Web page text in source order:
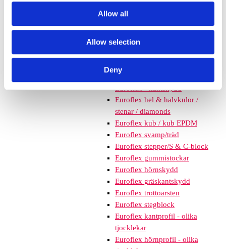
Allow all
Allow selection
Deny
mm – fallhöjd upp till 1,5 m
Nordic rubber safe tiles 55
mm – fallhöjd upp till 2,1 m
Nordic rubber safe tiles 75
Euroflex - övriga produkter
Euroflex - kantskydd
Euroflex hel & halvkulor /
stenar / diamonds
Euroflex kub / kub EPDM
Euroflex svamp/träd
Euroflex stepper/S & C-block
Euroflex gummistockar
Euroflex hörnskydd
Euroflex gräskantskydd
Euroflex trottoarsten
Euroflex stegblock
Euroflex kantprofil - olika
tjocklekar
Euroflex hörnprofil - olika